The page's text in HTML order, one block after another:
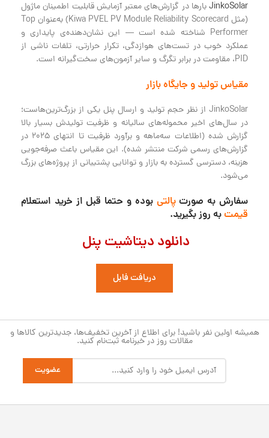
JinkoSolarبارها در گزارش‌های معتبر آزمایش قابلیت اطمینان ماژول
(مثل Kiwa PVEL PV Module Reliability Scorecard) به‌عنوان Top
Performer شناخته شده است — این نشان‌دهنده‌ی پایداری و
عملکرد خوب در تست‌های هوازدگی، تکرار حرارتی، تلفات ناشی از
PID، مقاومت در برابر تگرگ و سایر آزمون‌های سخت‌گیرانه است.
مقیاس تولید و جایگاه بازار
JinkoSolar از نظر حجم تولید و ارسال پنل یکی از بزرگ‌ترین‌هاست؛
در سال‌های اخیر محموله‌های سالیانه و ظرفیت تولیدش بسیار بالا
گزارش شده (اطلاعات سه‌ماهه و برآورد ظرفیت تا انتهای 2025 در
گزارش‌های رسمی شرکت منتشر شده). این مقیاس باعث صرفه‌جویی
هزینه، دسترسی گسترده به بازار و توانایی پشتیبانی از پروژه‌های بزرگ
می‌شود.
سفارش به صورتپالتی بوده و حتما قبل از خرید استعلام
قیمتبه روز بگیرید.
دانلود دیتاشیت پنل
دریافت فابل
همیشه اولین نفر باشید! برای اطلاع از آخرین تخفیف‌ها، جدیدترین کالاها و
مقالات روز در خبرنامه ثبت‌نام کنید.